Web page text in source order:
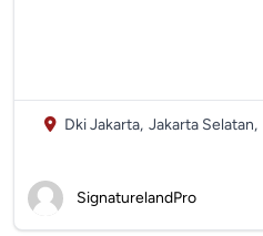
Dki Jakarta, Jakarta Selatan,
SignaturelandPro